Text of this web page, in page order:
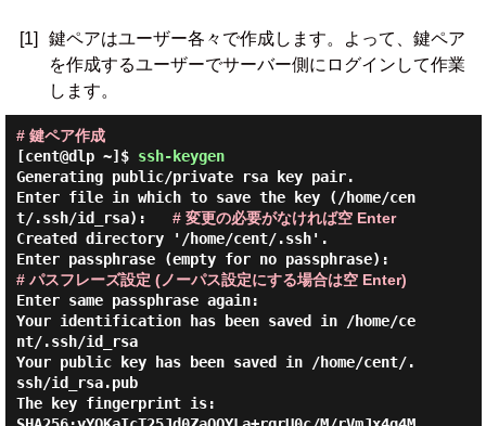
[1]
鍵ペアはユーザー各々で作成します。よって、鍵ペア
を作成するユーザーでサーバー側にログインして作業
します。
# 鍵ペア作成
[cent@dlp ~]$ ssh-keygen
Generating public/private rsa key pair.
Enter file in which to save the key (/home/cen
t/.ssh/id_rsa): # 変更の必要がなければ空 Enter
Created directory '/home/cent/.ssh'.
# パスフレーズ設定 (ノーパス設定にする場合は空 Enter)
Enter same passphrase again:
Your identification has been saved in /home/ce
nt/.ssh/id_rsa
Your public key has been saved in /home/cent/.
ssh/id_rsa.pub
The key fingerprint is: